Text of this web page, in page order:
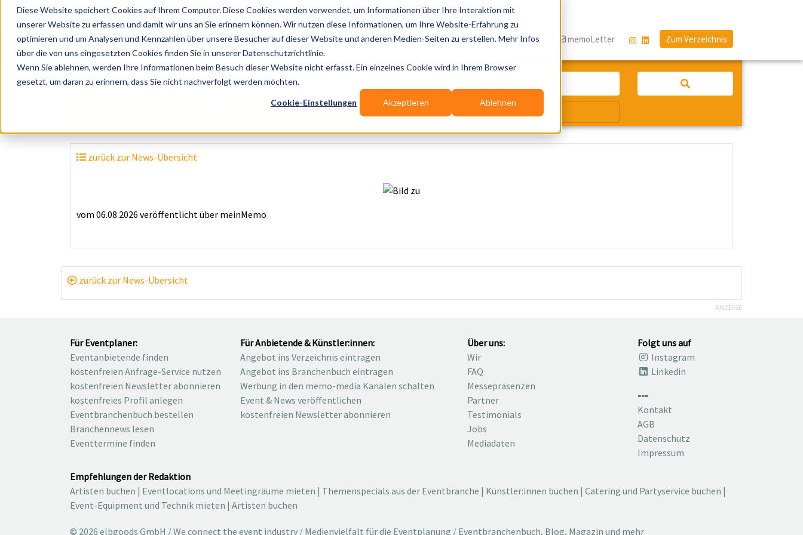
Diese Website speichert Cookies auf Ihrem Computer. Diese Cookies werden verwendet, um Informationen über Ihre Interaktion mit
unserer Website zu erfassen und damit wir uns an Sie erinnern können. Wir nutzen diese Informationen, um Ihre Website-Erfahrung zu
optimieren und um Analysen und Kennzahlen über unsere Besucher auf dieser Website und anderen Medien-Seiten zu erstellen. Mehr Infos
über die von uns eingesetzten Cookies finden Sie in unserer Datenschutzrichtlinie.
Wenn Sie ablehnen, werden Ihre Informationen beim Besuch dieser Website nicht erfasst. Ein einzelnes Cookie wird in Ihrem Browser
gesetzt, um daran zu erinnern, dass Sie nicht nachverfolgt werden möchten.
Cookie-Einstellungen Akzeptieren Ablehnen
zurück zur News-Übersicht
vom 06.08.2026 veröffentlicht über meinMemo
zurück zur News-Übersicht
Publikationen Branchen-Infos Services Blog memoLetter Zum Verzeichnis
Künstler, Zelte, Bands, Catering, ...
Wir suchen für Dich
ANZEIGE
Für Eventplaner:
Eventanbietende finden
kostenfreien Anfrage-Service nutzen
kostenfreien Newsletter abonnieren
kostenfreies Profil anlegen
Eventbranchenbuch bestellen
Branchennews lesen
Eventtermine finden
Für Anbietende & Künstler:innen:
Angebot ins Verzeichnis eintragen
Angebot ins Branchenbuch eintragen
Werbung in den memo-media Kanälen schalten
Event & News veröffentlichen
kostenfreien Newsletter abonnieren
Über uns:
Wir
FAQ
Messepräsenzen
Partner
Testimonials
Jobs
Mediadaten
Folgt uns auf
Instagram
Linkedin
---
Kontakt
AGB
Datenschutz
Impressum
Empfehlungen der Redaktion
Artisten buchen | Eventlocations und Meetingräume mieten | Themenspecials aus der Eventbranche | Künstler:innen buchen | Catering und Partyservice buchen |
Event-Equipment und Technik mieten | Artisten buchen
© 2026 elbgoods GmbH / We connect the event industry / Medienvielfalt für die Eventplanung / Eventbranchenbuch, Blog, Magazin und mehr